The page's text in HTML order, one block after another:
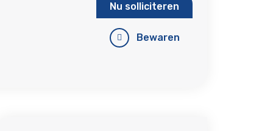
Nu solliciteren
Bewaren